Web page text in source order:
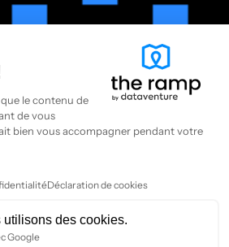
le contenu de
de vous
bien vous accompagner pendant votre
Déclaration de cookies
des cookies.
Google